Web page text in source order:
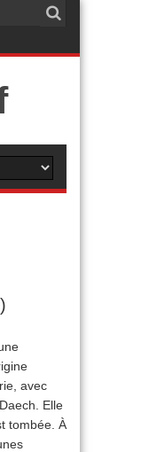
avec
Elle
tombée. À